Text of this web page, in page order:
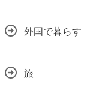
外国で暮らす
旅